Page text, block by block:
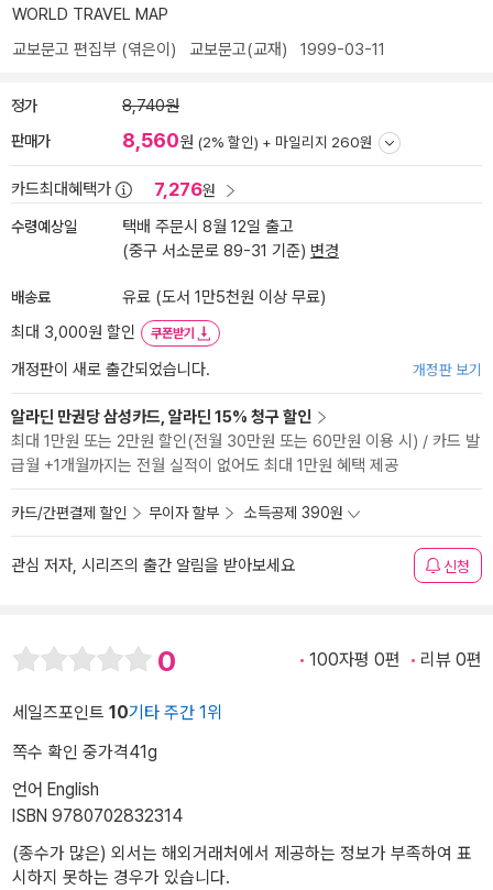
WORLD TRAVEL MAP
교보문고 편집부 (엮은이) 교보문고(교재) 1999-03-11
정가 8,740원
판매가 8,560원 (2% 할인) + 마일리지 260원
카드최대혜택가 7,276원
수령예상일
택배 주문시 8월 12일 출고
(중구 서소문로 89-31 기준) 변경
배송료
유료 (도서 1만5천원 이상 무료)
최대 3,000원 할인
쿠폰받기
개정판이 새로 출간되었습니다. 개정판 보기
알라딘 만권당 삼성카드, 알라딘 15% 청구 할인
최대 1만원 또는 2만원 할인(전월 30만원 또는 60만원 이용 시) / 카드 발
급월 +1개월까지는 전월 실적이 없어도 최대 1만원 혜택 제공
카드/간편결제 할인 무이자 할부 소득공제 390원
관심 저자, 시리즈의 출간 알림을 받아보세요 신청
0 100자평 0편 리뷰 0편
세일즈포인트 10기타 주간 1위
쪽수 확인 중가격41g
언어 English
ISBN 9780702832314
(종수가 많은) 외서는 해외거래처에서 제공하는 정보가 부족하여 표
시하지 못하는 경우가 있습니다.